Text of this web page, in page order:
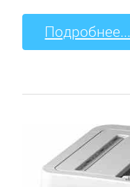
Подробнее...